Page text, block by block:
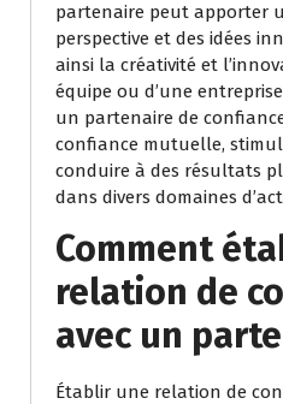
partenaire peut apporter
perspective et des idées
ainsi la créativité et
équipe ou d’une
un partenaire de
confiance mutuelle,
conduire à des résultats
dans divers domaines
Comment
relation de
avec un
Établir une relation de